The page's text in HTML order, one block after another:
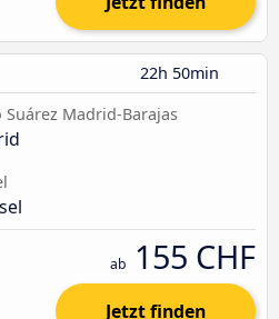
22h 50min
Madrid-Barajas
ab 155 CHF
Jetzt finden